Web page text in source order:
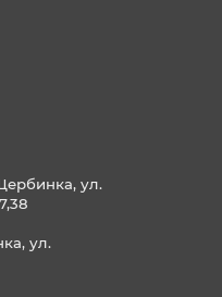
ул.
ул.